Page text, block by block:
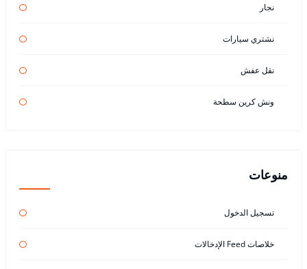
نجار
نشتري سيارات
نقل عفش
ونش كرين سطحة
منوعات
تسجيل الدخول
خلاصات Feed الإدخالات